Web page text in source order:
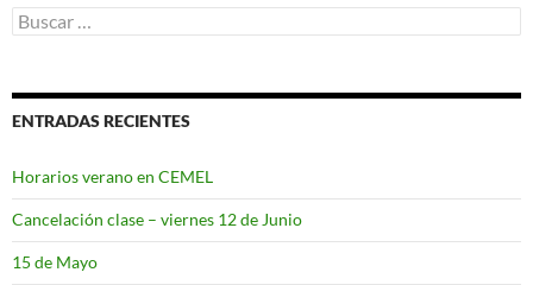
Buscar:
ENTRADAS RECIENTES
Horarios verano en CEMEL
Cancelación clase – viernes 12 de Junio
15 de Mayo